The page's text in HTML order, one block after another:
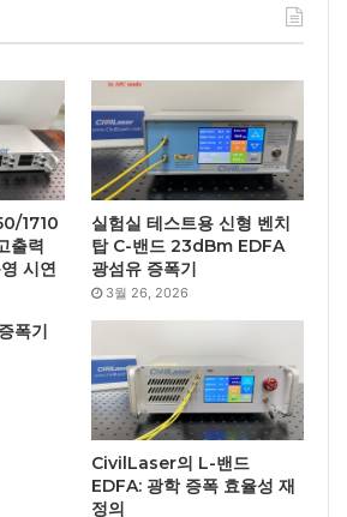
1710
출력
시연
실험실 테스트용 신형 벤치
탑 C-밴드 23dBm EDFA
광섬유 증폭기
3월 26, 2026
폭기
CivilLaser의 L-밴드
EDFA: 광학 증폭 효율성 재
정의